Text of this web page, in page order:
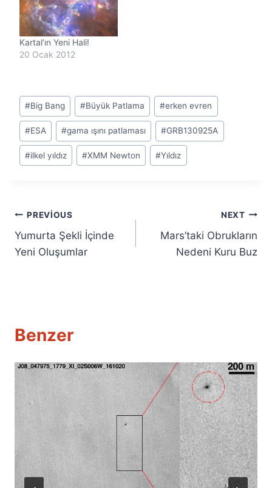
Kartal’ın Yeni Hali!
20 Ocak 2012
Post
Tags:
#Big Bang #Büyük Patlama #erken evren
#ESA #gama ışını patlaması #GRB130925A
#ilkel yıldız #XMM Newton #Yıldız
Yazı
gezinmesi
PREVIOUS
Yumurta Şekli İçinde
Yeni Oluşumlar
NEXT
Mars’taki Obrukların
Nedeni Kuru Buz
Benzer